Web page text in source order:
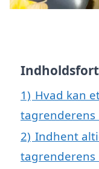
1) Hvad kan
tagrenderens
2) Indhent
tagrenderens